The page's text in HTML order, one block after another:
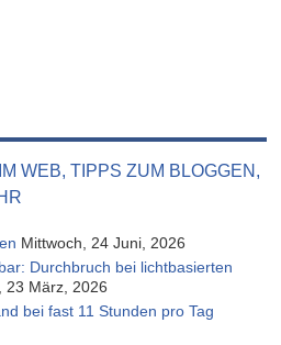
WEB, TIPPS ZUM BLOGGEN,
Mittwoch, 24 Juni, 2026
Durchbruch bei lichtbasierten
23 März, 2026
bei fast 11 Stunden pro Tag